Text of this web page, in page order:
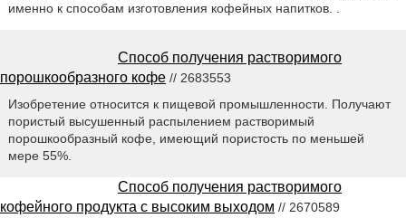
именно к способам изготовления кофейных напитков. .
Способ получения растворимого
порошкообразного кофе // 2683553
Изобретение относится к пищевой промышленности. Получают
пористый высушенный распылением растворимый
порошкообразный кофе, имеющий пористость по меньшей
мере 55%.
Способ получения растворимого
кофейного продукта с высоким выходом // 2670589